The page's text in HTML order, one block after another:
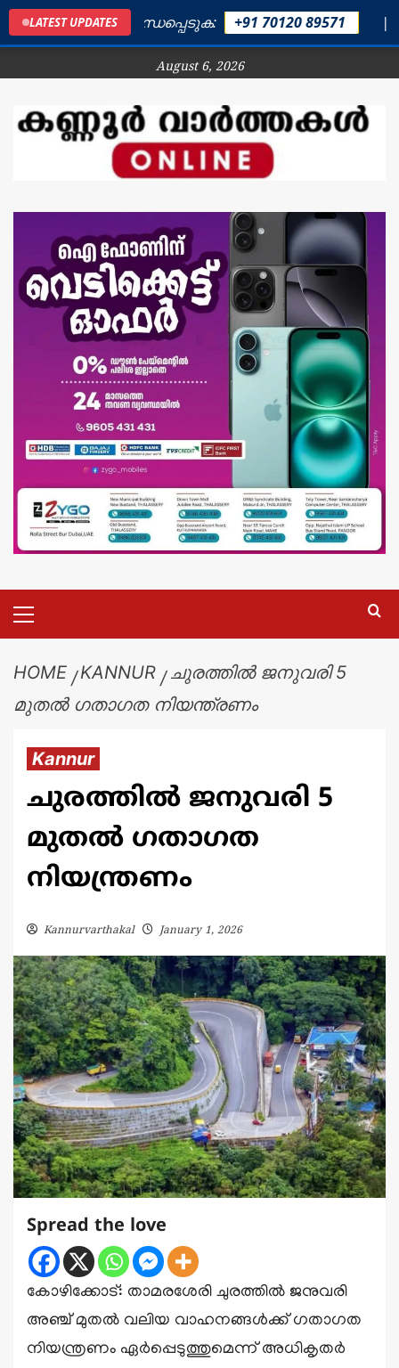
LATEST UPDATESബന്ധപ്പെടുക: +91 70120 89571 |
August 6, 2026
HOME KANNUR
ചുരത്തിൽ ജനുവരി 5
മുതൽ ഗതാഗത നിയന്ത്രണം
Kannur
ചുരത്തിൽ ജനുവരി 5
മുതൽ ഗതാഗത
നിയന്ത്രണം
Kannurvarthakal January 1, 2026
Spread the love
കോഴിക്കോട്: താമരശേരി ചുരത്തിൽ ജനുവരി
അഞ്ച് മുതൽ വലിയ വാഹനങ്ങൾക്ക് ഗതാഗത
നിയന്ത്രണം ഏർപ്പെടുത്തുമെന്ന് അധികൃതർ